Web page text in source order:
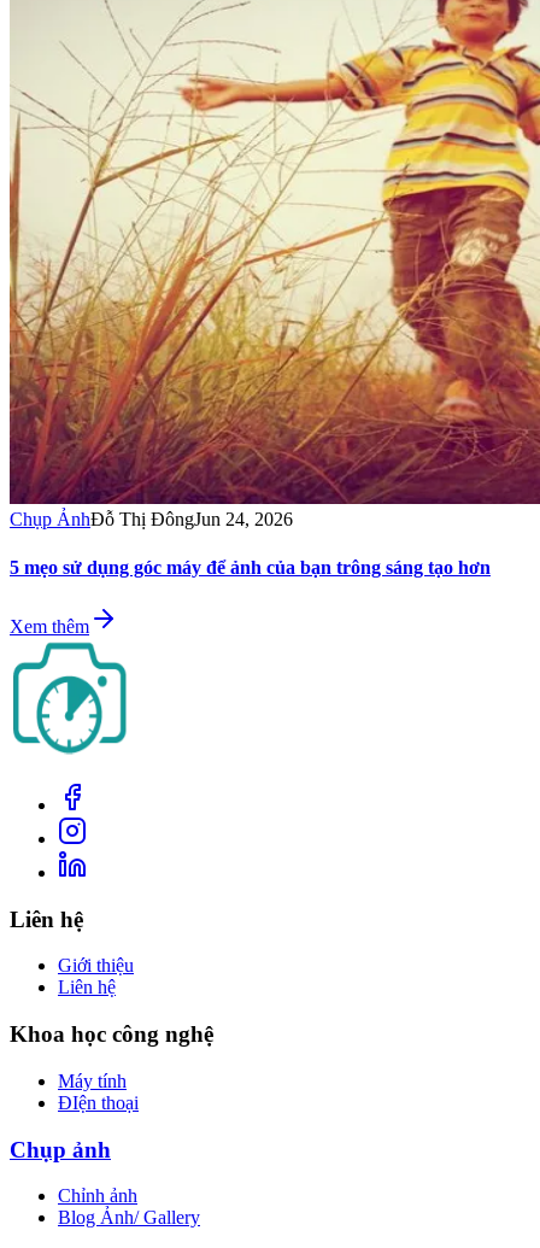
Chụp ẢnhĐỗ Thị ĐôngJun 24, 2026
5 mẹo sử dụng góc máy để ảnh của bạn trông sáng tạo hơn
Xem thêm
Liên hệ
Giới thiệu
Liên hệ
Khoa học công nghệ
Máy tính
ĐIện thoại
Chụp ảnh
Chỉnh ảnh
Blog Ảnh/ Gallery